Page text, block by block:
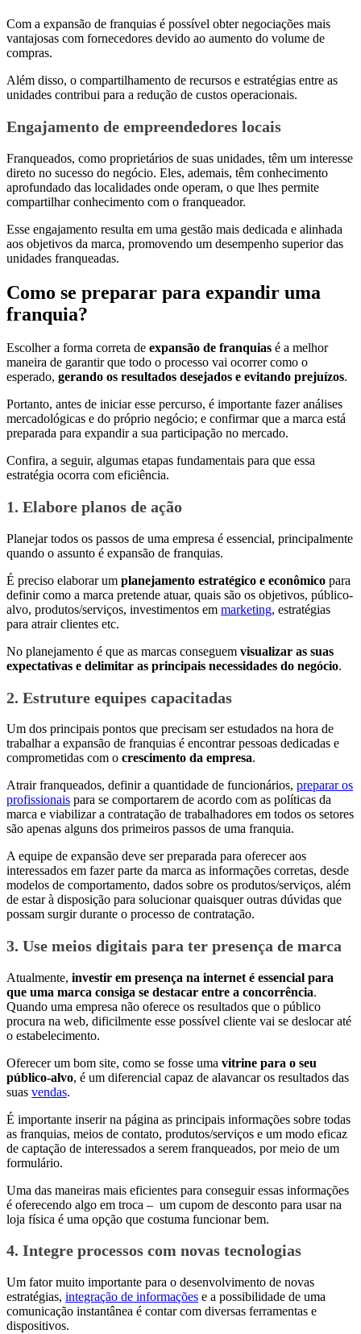
Com a expansão de franquias é possível obter negociações mais
vantajosas com fornecedores devido ao aumento do volume de
compras.
Além disso, o compartilhamento de recursos e estratégias entre as
unidades contribui para a redução de custos operacionais.
Engajamento de empreendedores locais
Franqueados, como proprietários de suas unidades, têm um interesse
direto no sucesso do negócio. Eles, ademais, têm conhecimento
aprofundado das localidades onde operam, o que lhes permite
compartilhar conhecimento com o franqueador.
Esse engajamento resulta em uma gestão mais dedicada e alinhada
aos objetivos da marca, promovendo um desempenho superior das
unidades franqueadas.
Como se preparar para expandir uma
franquia?
Escolher a forma correta de expansão de franquias é a melhor
maneira de garantir que todo o processo vai ocorrer como o
esperado, gerando os resultados desejados e evitando prejuízos.
Portanto, antes de iniciar esse percurso, é importante fazer análises
mercadológicas e do próprio negócio; e confirmar que a marca está
preparada para expandir a sua participação no mercado.
Confira, a seguir, algumas etapas fundamentais para que essa
estratégia ocorra com eficiência.
1. Elabore planos de ação
Planejar todos os passos de uma empresa é essencial, principalmente
quando o assunto é expansão de franquias.
É preciso elaborar um planejamento estratégico e econômico para
definir como a marca pretende atuar, quais são os objetivos, público-
alvo, produtos/serviços, investimentos em marketing, estratégias
para atrair clientes etc.
No planejamento é que as marcas conseguem visualizar as suas
expectativas e delimitar as principais necessidades do negócio.
2. Estruture equipes capacitadas
Um dos principais pontos que precisam ser estudados na hora de
trabalhar a expansão de franquias é encontrar pessoas dedicadas e
comprometidas com o crescimento da empresa.
Atrair franqueados, definir a quantidade de funcionários, preparar os
profissionais para se comportarem de acordo com as políticas da
marca e viabilizar a contratação de trabalhadores em todos os setores
são apenas alguns dos primeiros passos de uma franquia.
A equipe de expansão deve ser preparada para oferecer aos
interessados em fazer parte da marca as informações corretas, desde
modelos de comportamento, dados sobre os produtos/serviços, além
de estar à disposição para solucionar quaisquer outras dúvidas que
possam surgir durante o processo de contratação.
3. Use meios digitais para ter presença de marca
Atualmente, investir em presença na internet é essencial para
que uma marca consiga se destacar entre a concorrência.
Quando uma empresa não oferece os resultados que o público
procura na web, dificilmente esse possível cliente vai se deslocar até
o estabelecimento.
Oferecer um bom site, como se fosse uma vitrine para o seu
público-alvo, é um diferencial capaz de alavancar os resultados das
suas vendas.
É importante inserir na página as principais informações sobre todas
as franquias, meios de contato, produtos/serviços e um modo eficaz
de captação de interessados a serem franqueados, por meio de um
formulário.
Uma das maneiras mais eficientes para conseguir essas informações
é oferecendo algo em troca – um cupom de desconto para usar na
loja física é uma opção que costuma funcionar bem.
4. Integre processos com novas tecnologias
Um fator muito importante para o desenvolvimento de novas
estratégias, integração de informações e a possibilidade de uma
comunicação instantânea é contar com diversas ferramentas e
dispositivos.